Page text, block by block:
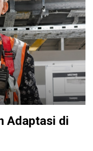
Adaptasi di